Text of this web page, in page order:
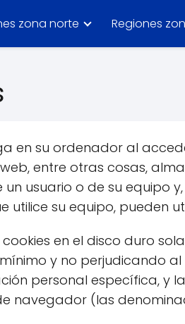
zona norte Regiones
en su ordenador al
entre otras cosas,
usuario o de su equipo
su equipo, pueden
en el disco duro
y no perjudicando al
personal específica, y
navegador (las